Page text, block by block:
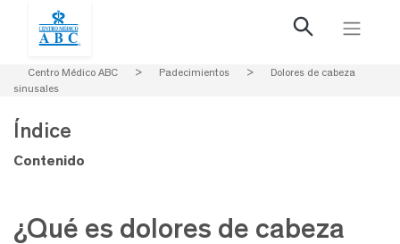
Centro Médico ABC > Padecimientos >
Dolores de cabeza
sinusales
¿Qué es dolores de cabeza
Índice
Contenido